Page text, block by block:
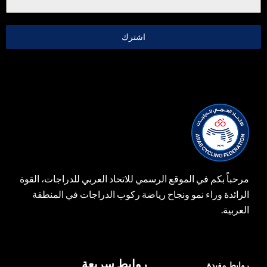
اشترك
مرحباً بكم في الموقع الرسمي للاتحاد العربي للدراجات، القوة
الرائدة وراء نمو ونجاح رياضة ركوب الدراجات في المنطقة
العربية.
روابط مفيدة روابط سريعة